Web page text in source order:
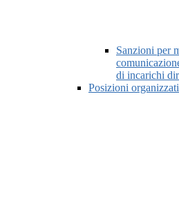
Sanzioni per
di incarichi
Posizioni